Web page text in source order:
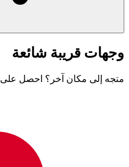
وجهات قريبة شائعة
متجه إلى مكان آخر؟ احصل على eSIM لمحطتك التالية.